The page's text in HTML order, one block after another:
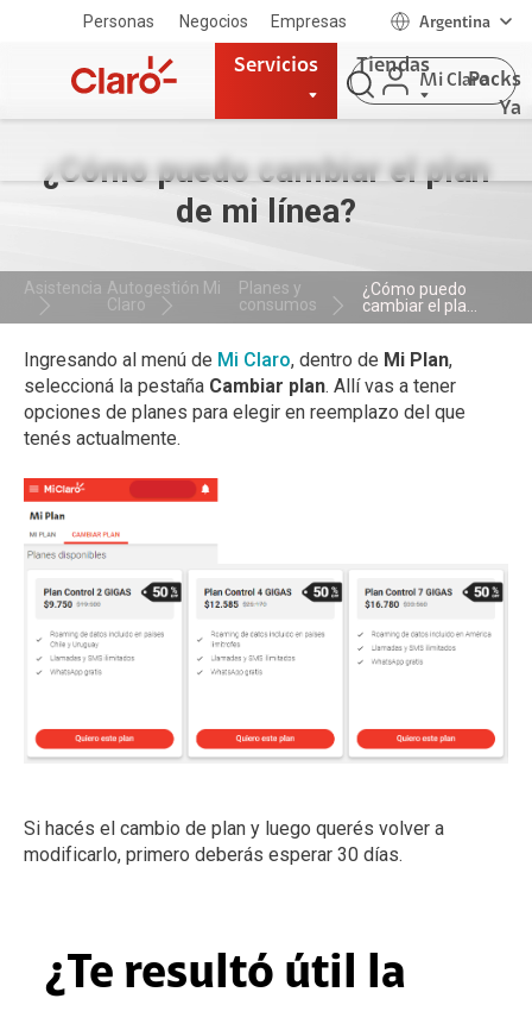
Personas Negocios Empresas Argentina
Servicios Tiendas
Packs
Ya
Mi Claro
¿Cómo puedo cambiar el plan
de mi línea?
Asistencia Autogestión Mi
Claro
Planes y
consumos
¿Cómo puedo
cambiar el pla...
Ingresando al menú de Mi Claro, dentro de Mi Plan,
seleccioná la pestaña Cambiar plan. Allí vas a tener
opciones de planes para elegir en reemplazo del que
tenés actualmente.
Si hacés el cambio de plan y luego querés volver a
modificarlo, primero deberás esperar 30 días.
¿Te resultó útil la